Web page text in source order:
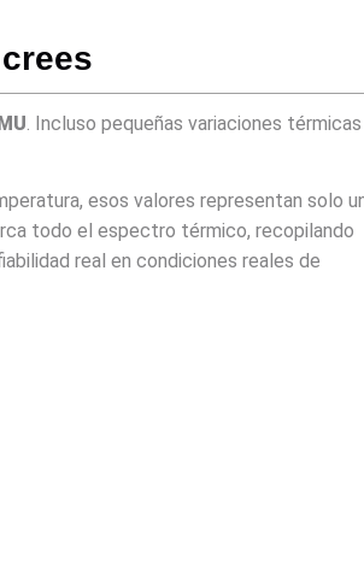
. Incluso pequeñas variaciones térmicas
esos valores representan solo
todo el espectro térmico, recopilando
real en condiciones reales de